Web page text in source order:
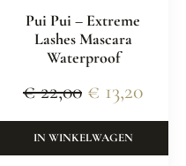
Pui Pui – Extreme
Lashes Mascara
Waterproof
€22,00 € 13,20
IN WINKELWAGEN